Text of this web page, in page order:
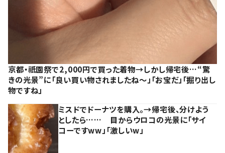
京都・祇園祭で2,000円で買った着物→しかし帰宅後…“驚
きの光景”に「良い買い物されましたね～」「お宝だ」「掘り出し
物ですね」
ミスドでドーナツを購入。→帰宅後、分けよう
としたら…… 目からウロコの光景に「サイ
コーですww」「激しいw」